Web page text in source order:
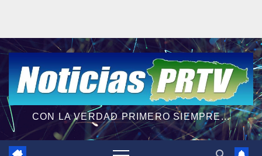
CON LA VERDAD PRIMERO SIEMPRE...